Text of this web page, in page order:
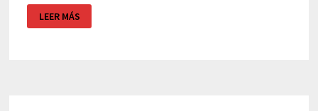
MIRADOR
GRATUITO
EN
LEER MÁS